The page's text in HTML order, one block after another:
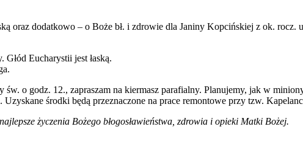
oraz dodatkowo – o Boże bł. i zdrowie dla Janiny Kopcińskiej z ok.
Eucharystii jest łaską.
św. o godz. 12., zapraszam na kiermasz parafialny. Planujemy, jak w
środki będą przeznaczone na prace remontowe przy tzw.
życzenia Bożego błogosławieństwa, zdrowia i opieki Matki Bożej.